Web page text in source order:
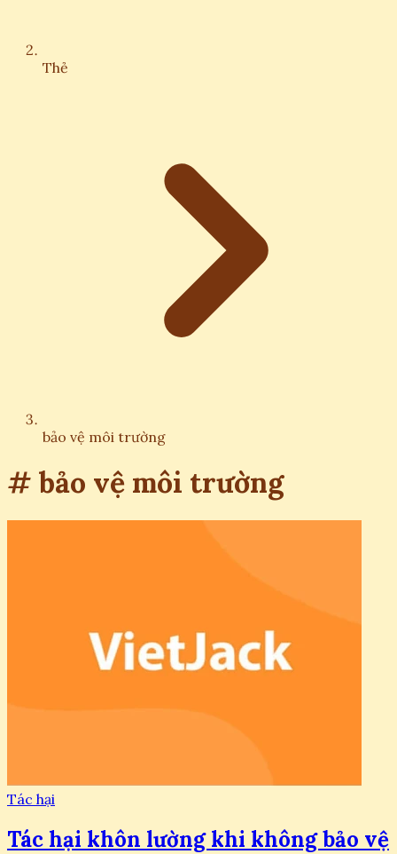
Thẻ
bảo vệ môi trường
# bảo vệ môi trường
Tác hại
Tác hại khôn lường khi không bảo vệ